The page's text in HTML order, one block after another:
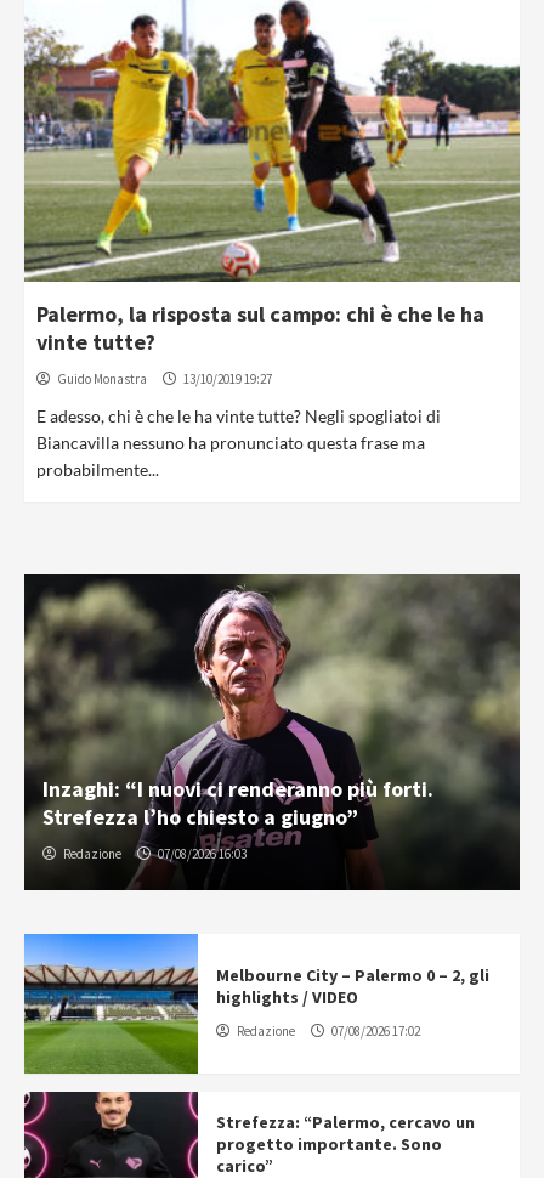
Palermo, la risposta sul campo: chi è che le ha
vinte tutte?
Guido Monastra 13/10/2019 19:27
E adesso, chi è che le ha vinte tutte? Negli spogliatoi di
Biancavilla nessuno ha pronunciato questa frase ma
probabilmente...
Inzaghi: “I nuovi ci renderanno più forti.
Strefezza l’ho chiesto a giugno”
Redazione 07/08/2026 16:03
Melbourne City – Palermo 0 – 2, gli
highlights / VIDEO
Redazione 07/08/2026 17:02
Strefezza: “Palermo, cercavo un
progetto importante. Sono
carico”